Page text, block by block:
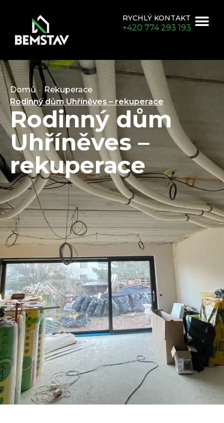
RYCHLÝ KONTAKT
+420 774 293 193
Domů - Rekuperace -
Rodinný dům Uhříněves – rekuperace
Rodinný dům
Uhříněves –
rekuperace